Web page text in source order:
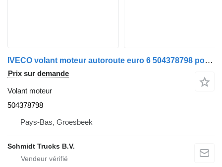
IVECO volant moteur autoroute euro 6 504378798 pour camion
Prix sur demande
Volant moteur
504378798
Pays-Bas, Groesbeek
Schmidt Trucks B.V.